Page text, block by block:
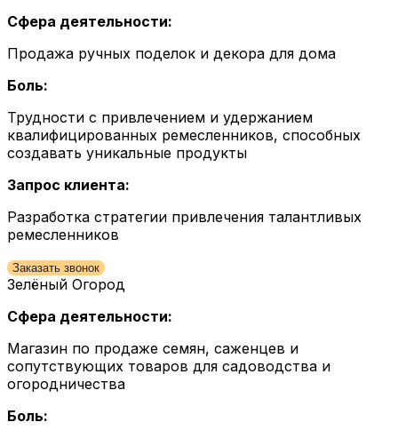
Сфера деятельности:
Продажа ручных поделок и декора для дома
Боль:
Трудности с привлечением и удержанием
квалифицированных ремесленников, способных
создавать уникальные продукты
Запрос клиента:
Разработка стратегии привлечения талантливых
ремесленников
Заказать звонок
Зелёный Огород
Сфера деятельности:
Магазин по продаже семян, саженцев и
сопутствующих товаров для садоводства и
огородничества
Боль: